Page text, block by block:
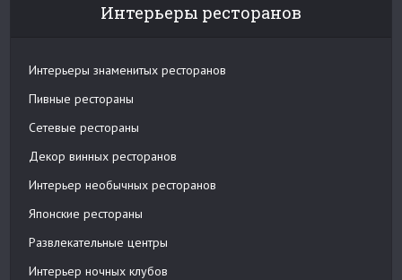
Интерьеры ресторанов
Интерьеры знаменитых ресторанов
Пивные рестораны
Сетевые рестораны
Декор винных ресторанов
Интерьер необычных ресторанов
Японские рестораны
Развлекательные центры
Интерьер ночных клубов